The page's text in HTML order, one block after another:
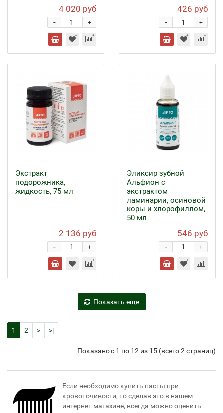
4 020 руб
+
-
426 руб
+
-
Экстракт
подорожника,
жидкость, 75 мл
2 136 руб
+
-
Эликсир зубной
Альфион с
экстрактом
ламинарии, осиновой
коры и хлорофиллом,
50 мл
546 руб
+
-
Показать еще
1 2 > >|
Показано с 1 по 12 из 15 (всего 2 страниц)
Если необходимо купить пасты при
кровоточивости, то сделав это в нашем
интернет магазине, всегда можно оценить